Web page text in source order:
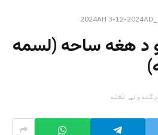
د هغه ساحه (لسمه
نشته